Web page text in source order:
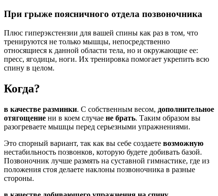
При грыже поясничного отдела позвоночника
Плюс гиперэкстензии для вашей спины как раз в том, что
тренируются не только мышцы, непосредственно
относящиеся к данной области тела, но и окружающие ее:
пресс, ягодицы, ноги. Их тренировка помогает укрепить всю
спину в целом.
Когда?
в качестве разминки. С собственным весом, дополнительное
отягощение ни в коем случае не брать. Таким образом вы
разогреваете мышцы перед серьезными упражнениями.
Это спорный вариант, так как вы себе создаете возможную
нестабильность позвонков, которую будете добивать базой.
Позвоночник лучше размять на суставной гимнастике, где из
положения стоя делаете наклоны позвоночника в разные
стороны.